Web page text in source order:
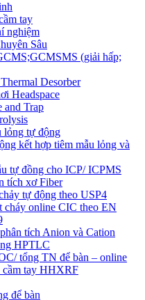
tay
nghiệm
Sâu
(giải hấp;
Desorber
Headspace
and Trap
lỏng tự động
kết hợp tiêm mẫu lỏng và
tự đồng cho ICP/ ICPMS
tích xơ Fiber
tự động theo USP4
cháy online CIC theo EN
tích Anion và Cation
HPTLC
tổng TN để bàn – online
cầm tay HHXRF
để bàn